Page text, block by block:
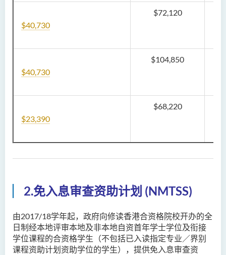
$40,730
$72,120
$40,730
$104,850
$23,390
$68,220
2.免入息审查资助计划 (NMTSS)
由2017/18学年起，政府向修读香港合资格院校开办的全
日制经本地评审本地及非本地自资首年学士学位及衔接
学位课程的合资格学生（不包括已入读指定专业／界别
课程资助计划资助学位的学生），提供免入息审查资